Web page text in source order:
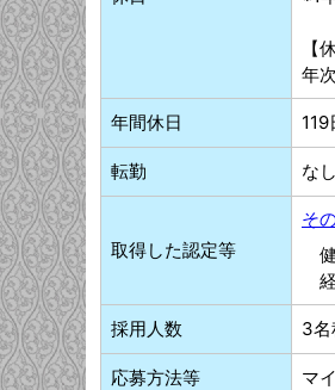
【
年
年間休日 119
転勤 なし
取得した認定等
そ
採用人数 3
応募方法等 マ